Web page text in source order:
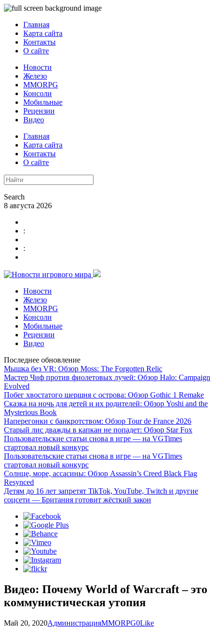
Главная
Карта сайта
Контакты
О сайте
Новости
Железо
MMORPG
Консоли
Мобильные
Рецензии
Видео
Главная
Карта сайта
Контакты
О сайте
Search
8 августа 2026
:
:
Новости
Железо
MMORPG
Консоли
Мобильные
Рецензии
Видео
Последнее обновление
Мышка без VR: Обзор Moss: The Forgotten Relic
Мастер Чиф против фиолетовых лучей: Обзор Halo: Campaign
Evolved
Побег хвостатого шершня с острова: Обзор Gothic 1 Remake
Сказка на ночь для детей и их родителей: Обзор Yoshi and the
Mysterious Book
Наперегонки с банкротством: Обзор Tour de France 2026
Старый лис дважды в капкан не попадет: Обзор Star Fox
Пользовательские статьи снова в игре — на VGTimes
стартовал новый конкурс
Пользовательские статьи снова в игре — на VGTimes
стартовал новый конкурс
Солнце, море, ассасины: Обзор Assassin’s Creed Black Flag
Resynced
Детям до 16 лет запретят TikTok, YouTube, Twitch и другие
соцсети — Британия готовит жёсткий закон
Видео: Почему World of Warcraft – это
коммунистическая утопия
Май 20, 2020АдминистрацияMMORPG0Like